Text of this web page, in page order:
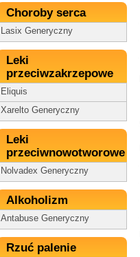
Choroby serca
Lasix Generyczny
Leki
przeciwzakrzepowe
Eliquis
Xarelto Generyczny
Leki
przeciwnowotworowe
Nolvadex Generyczny
Alkoholizm
Antabuse Generyczny
Rzuć palenie